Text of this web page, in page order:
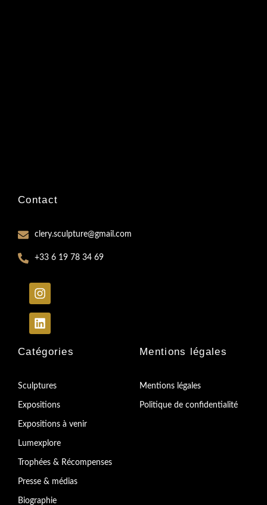
Contact
clery.sculpture@gmail.com
+33 6 19 78 34 69
Catégories
Sculptures
Expositions
Expositions à venir
Lumexplore
Trophées & Récompenses
Presse & médias
Biographie
Mentions légales
Mentions légales
Politique de confidentialité